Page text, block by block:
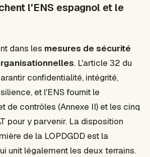
l'ENS espagnol et le
dans les mesures de sécurité
. L'article 32 du
confidentialité, intégrité,
et l'ENS fournit le
de contrôles (Annexe II) et les cinq
pour y parvenir. La disposition
de la LOPDGDD est la
unit légalement les deux terrains.